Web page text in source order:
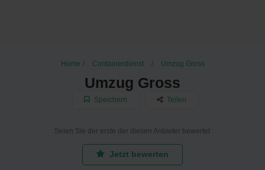
Home Containerdienst Umzug Gross
Umzug Gross
Speichern Teilen
Seien Sie der erste der diesen Anbieter bewertet
Jetzt bewerten